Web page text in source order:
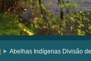
Abelhas Indígenas Divisão